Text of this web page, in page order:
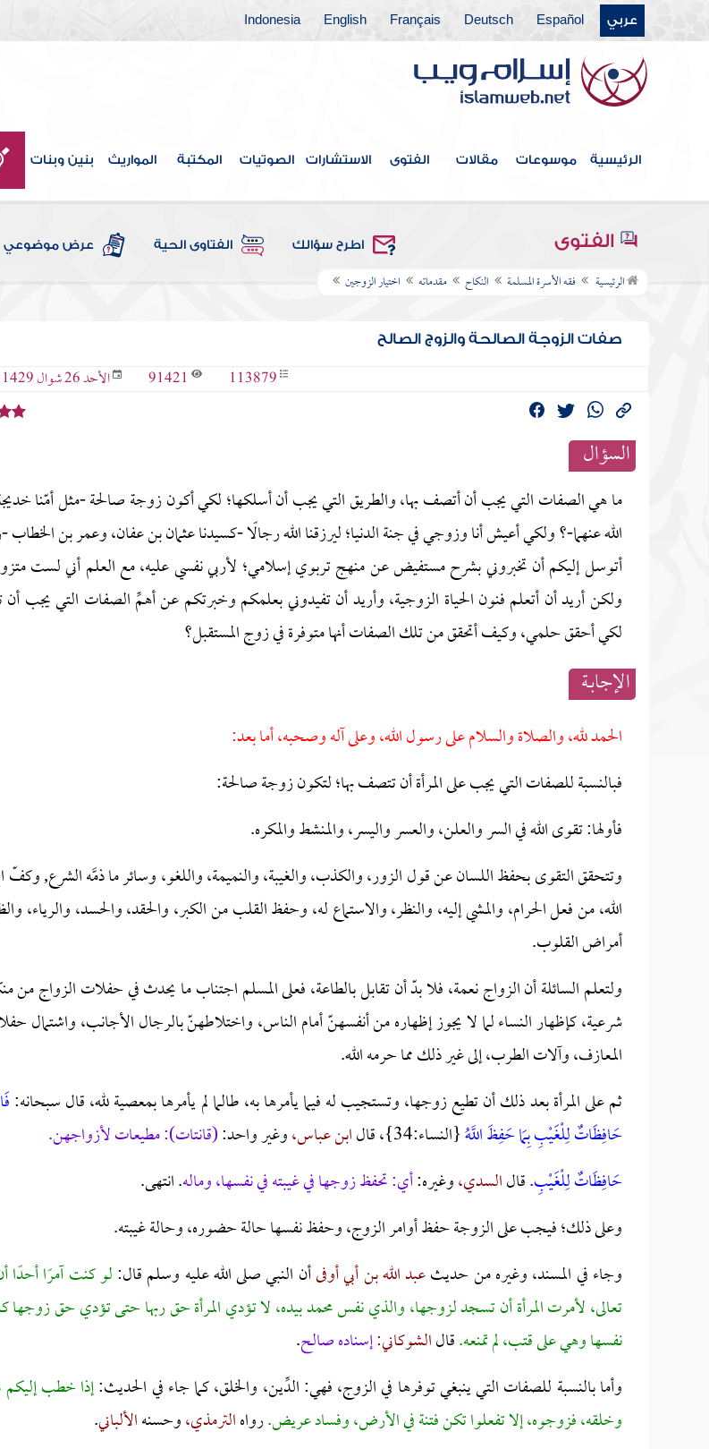
عربي Español
Deutsch
Français
English
Indonesia
الرئيسية موسوعات مقالات الفتوى الاستشارات الصوتيات المكتبة المواريث بنين وبنات
الفتوى اطرح سؤالك الفتاوى الحية عرض موضوعي
الرئيسية فقه الأسرة المسلمة النكاح مقدماته اختيار الزوجين
صفات الزوجة الصالحة والزوج الصالح
113879
91421 الأحد 26 شوال 1429 هـ - 26-10-2008 م
السؤال
ما هي الصفات التي يجب أن أتصف بها، والطريق التي يجب أن أسلكها؛ لكي أكون زوجة صالحة -مثل أمّنا
الله عنهما-؟ ولكي أعيش أنا وزوجي في جنة الدنيا؛ ليرزقنا الله رجالًا -كسيدنا عثمان بن عفان، وعمر بن
أتوسل إليكم أن تخبروني بشرح مستفيض عن منهج تربوي إسلامي؛ لأربي نفسي عليه، مع العلم أني لست
ولكن أريد أن أتعلم فنون الحياة الزوجية، وأريد أن تفيدوني بعلمكم وخبرتكم عن أهمِّ الصفات التي يجب أن
لكي أحقق حلمي، وكيف أتحقق من تلك الصفات أنها متوفرة في زوج المستقبل؟
الإجابــة
الحمد لله، والصلاة والسلام على رسول الله، وعلى آله وصحبه، أما بعد:
فبالنسبة للصفات التي يجب على المرأة أن تتصف بها؛ لتكون زوجة صالحة:
فأولها: تقوى الله في السر والعلن، والعسر واليسر، والمنشط والمكره.
وتتحقق التقوى بحفظ اللسان عن قول الزور، والكذب، والغيبة، والنميمة، واللغو، وسائر ما ذمَّه الشرع, وكفّ
الله، من فعل الحرام، والمشي إليه، والنظر، والاستماع له، وحفظ القلب من الكبر، والحقد، والحسد، والرياء،
أمراض القلوب.
ولتعلم السائلة أن الزواج نعمة، فلا بدّ أن تقابل بالطاعة، فعلى المسلم اجتناب ما يحدث في حفلات الزواج من
شرعية، كإظهار النساء لما لا يجوز إظهاره من أنفسهنّ أمام الناس، واختلاطهنّ بالرجال الأجانب، واشتمال
المعازف، وآلات الطرب، إلى غير ذلك مما حرمه الله.
ثم على المرأة بعد ذلك أن تطيع زوجها، وتستجيب له فيما يأمرها به، طالما لم يأمرها بمعصية لله، قال سبحانه:
حَافِظَاتٌ لِلْغَيْبِ بِمَا حَفِظَ اللَّهُ{النساء:34}، قال ابن عباس،وغير واحد:(قانتات): مطيعات لأزواجهن.
حَافِظَاتٌ لِلْغَيْبِ.قالالسدي،وغيره:أي: تحفظ زوجها في غيبته في نفسها، وماله. انتهى.
وعلى ذلك؛ فيجب على الزوجة حفظ أوامر الزوج، وحفظ نفسها حالة حضوره، وحالة غيبته.
وجاء في المسند، وغيره من حديثعبد الله بن أبي أوفىأن النبي صلى الله عليه وسلم قال:لو كنت آمرًا أحدًا
تعالى، لأمرت المرأة أن تسجد لزوجها، والذي نفس محمد بيده، لا تؤدي المرأة حق ربها حتى تؤدي حق زوجها
نفسها وهي على قتب، لم تمنعه.قالالشوكاني:إسناده صالح.
وأما بالنسبة للصفات التي ينبغي توفرها في الزوج، فهي: الدِّين، والخلق، كما جاء في الحديث:إذا خطب
وخلقه، فزوجوه، إلا تفعلوا تكن فتنة في الأرض، وفساد عريض.رواهالترمذي،وحسنهالألباني.